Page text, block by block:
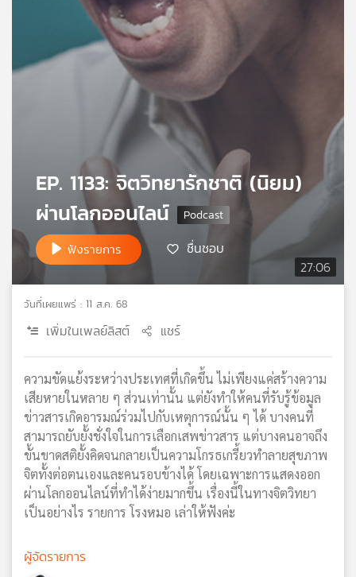
แผนที่
เครือ
ข่าย
27:06
EP. 1133: จิตวิทยารักชาติ (นิยม)
ผ่านโลกออนไลน์
ฟังรายการ ชื่นชอบ
วันที่เผยแพร่ : 11 ส.ค. 68
เพิ่มในเพลย์ลิสต์ แชร์
ความขัดแย้งระหว่างประเทศที่เกิดขึ้น ไม่เพียงแค่สร้างความ
เสียหายในหลาย ๆ ส่วนเท่านั้น แต่ยังทำให้คนที่รับรู้ข้อมูล
ข่าวสารเกิดอารมณ์ร่วมไปกับเหตุการณ์นั้น ๆ ได้ บางคนที่
สามารถยับยั้งชั่งใจในการเลือกเสพข่าวสาร แต่บางคนอาจถึง
ขั้นขาดสติยั้งคิดจนกลายเป็นความโกรธเกรี้ยวทำลายสุขภาพ
จิตทั้งต่อตนเองและคนรอบข้างได้ โดยเฉพาะการแสดงออก
ผ่านโลกออนไลน์ที่ทำได้ง่ายมากขึ้น เรื่องนี้ในทางจิตวิทยา
เป็นอย่างไร รายการ โรงหมอ เล่าให้ฟังค่ะ
ผู้จัดรายการ